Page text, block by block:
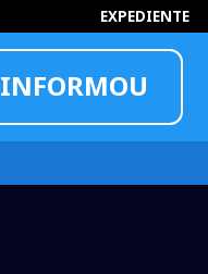
EXPEDIENTE
INFORMOU